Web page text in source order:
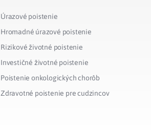
Úrazové poistenie
Hromadné úrazové poistenie
Rizikové životné poistenie
Investičné životné poistenie
Poistenie onkologických chorôb
Zdravotné poistenie pre cudzincov